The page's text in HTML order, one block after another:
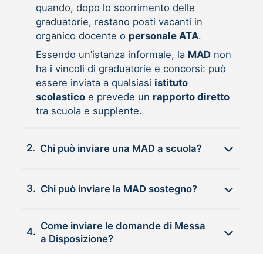
quando, dopo lo scorrimento delle
graduatorie, restano posti vacanti in
organico docente o personale ATA.
Essendo un’istanza informale, la MADnon
ha i vincoli di graduatorie e concorsi: può
essere inviata a qualsiasi istituto
scolasticoe prevede un rapporto diretto
tra scuola e supplente.
2. Chi può inviare una MAD a scuola?
3. Chi può inviare la MAD sostegno?
4.
Come inviare le domande di Messa
a Disposizione?